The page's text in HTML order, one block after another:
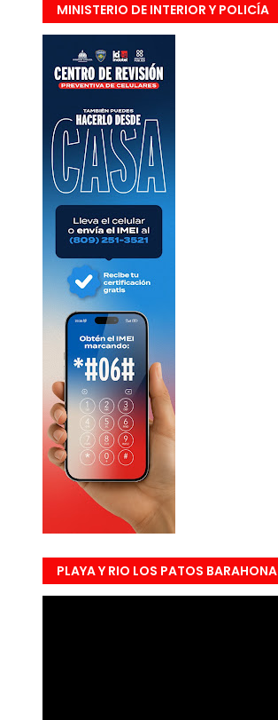
MINISTERIO DE INTERIOR Y POLICÍA
PLAYA Y RIO LOS PATOS BARAHONA